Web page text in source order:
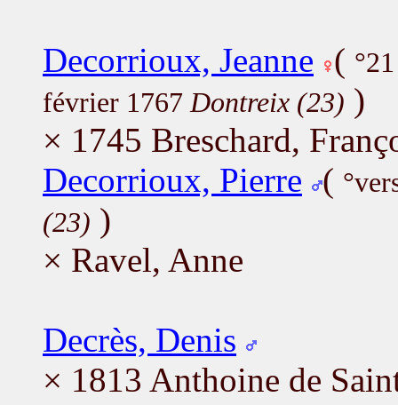
Decorrioux, Jeanne (
février 1767 Dontreix (23) )
× 1745 Breschard,
Decorrioux, Pierre (
(23) )
× Ravel, Anne
Decrès, Denis
× 1813 Anthoine de